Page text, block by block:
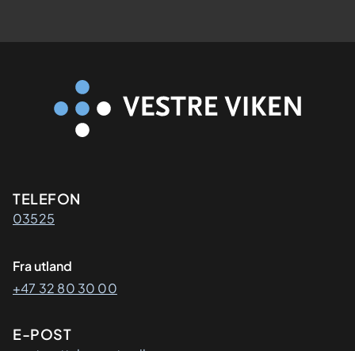
Kontaktinformasjon
TELEFON
03525
Fra utland
+47 32 80 30 00
E-POST